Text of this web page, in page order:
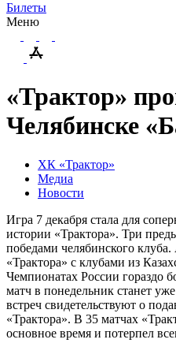
Билеты
Меню
«Трактор»
Челябинске
ХК «Трактор»
Медиа
Новости
Игра 7 декабря стала для
истории «Трактора». Три
победами челябинского
«Трактора» с клубами из
Чемпионатах России гораздо
матч в понедельник станет
встреч свидетельствуют о
«Трактора». В 35 матчах
основное время и потерпел